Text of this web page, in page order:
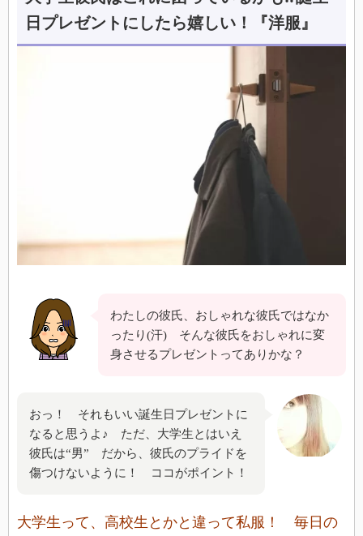
日プレゼントにしたら嬉しい！『洋服』
わたしの彼氏、おしゃれな彼氏ではなか
ったり(汗) そんな彼氏をおしゃれに変
身させるプレゼントってありかな？
おっ！ それもいい誕生日プレゼントに
なると思うよ♪ ただ、大学生とはいえ
彼氏は“男” だから、彼氏のプライドを
傷つけないように！ ココがポイント！
大学生って、高校生とかと違って私服！ 毎日の